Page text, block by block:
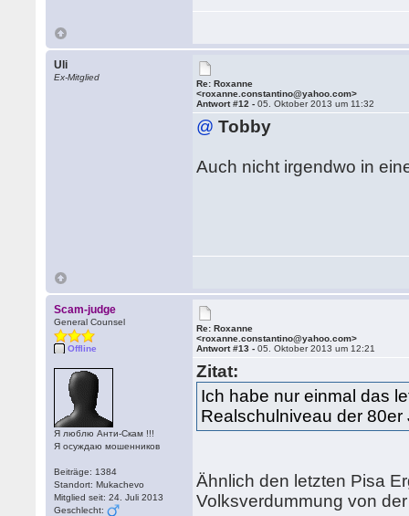
Uli
Ex-Mitglied
Re: Roxanne
<roxanne.constantino@yahoo.com>
Antwort #12 -05. Oktober 2013 um 11:32
@ Tobby
Auch nicht irgendwo in
Scam-judge
General Counsel
Offline
Я люблю Анти-Скам !!!
Я осуждаю мошенников
Beiträge: 1384
Standort: Mukachevo
Mitglied seit: 24. Juli 2013
Geschlecht:
Re: Roxanne
<roxanne.constantino@yahoo.com>
Antwort #13 -05. Oktober 2013 um 12:21
Zitat:
Ich habe nur einmal das
Realschulniveau der
Ähnlich den letzten Pisa
Volksverdummung von